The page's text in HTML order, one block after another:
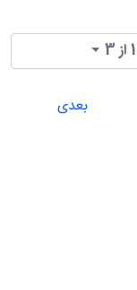
بعدی